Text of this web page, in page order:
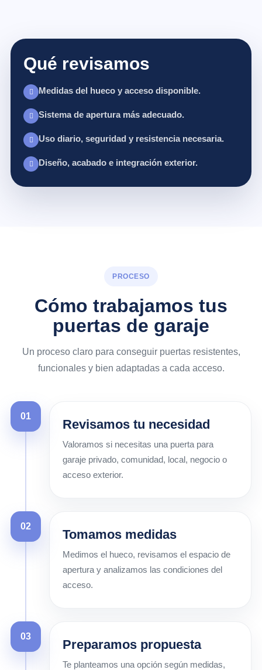
Qué revisamos
Medidas del hueco y acceso disponible.
Sistema de apertura más adecuado.
Uso diario, seguridad y resistencia necesaria.
Diseño, acabado e integración exterior.
PROCESO
Cómo trabajamos tus
puertas de garaje
Un proceso claro para conseguir puertas resistentes,
funcionales y bien adaptadas a cada acceso.
01
Revisamos tu necesidad
Valoramos si necesitas una puerta para
garaje privado, comunidad, local, negocio o
acceso exterior.
02
Tomamos medidas
Medimos el hueco, revisamos el espacio de
apertura y analizamos las condiciones del
acceso.
03
Preparamos propuesta
Te planteamos una opción según medidas,